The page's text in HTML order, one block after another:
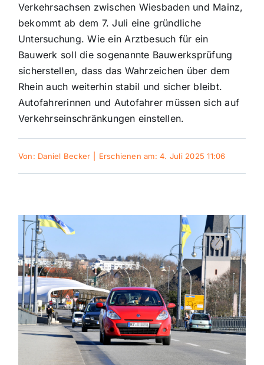
Panorama
Mein Stadtteil
Polizeimeldungen
Gewinnspiele
Verkehrsachsen zwischen Wiesbaden und Mainz,
bekommt ab dem 7. Juli eine gründliche
Untersuchung. Wie ein Arztbesuch für ein
Bauwerk soll die sogenannte Bauwerksprüfung
sicherstellen, dass das Wahrzeichen über dem
Rhein auch weiterhin stabil und sicher bleibt.
Autofahrerinnen und Autofahrer müssen sich auf
Verkehrseinschränkungen einstellen.
Von: Daniel Becker Erschienen am: 4. Juli 2025 11:06